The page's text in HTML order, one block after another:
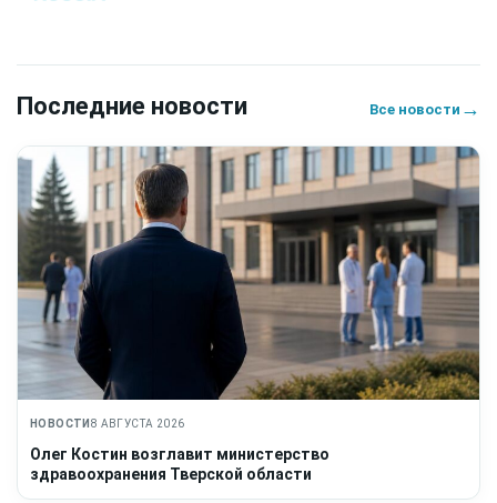
Последние новости Все новости →
НОВОСТИ 8 АВГУСТА 2026
Олег Костин возглавит министерство
здравоохранения Тверской области